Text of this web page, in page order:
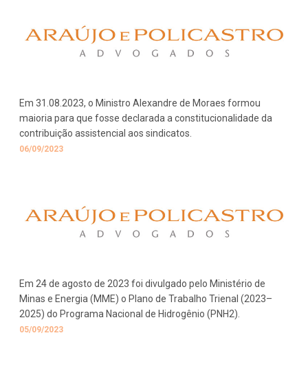
Em 31.08.2023, o Ministro Alexandre de Moraes formou
maioria para que fosse declarada a constitucionalidade da
contribuição assistencial aos sindicatos.
06/09/2023
Em 24 de agosto de 2023 foi divulgado pelo Ministério de
Minas e Energia (MME) o Plano de Trabalho Trienal (2023–
2025) do Programa Nacional de Hidrogênio (PNH2).
05/09/2023